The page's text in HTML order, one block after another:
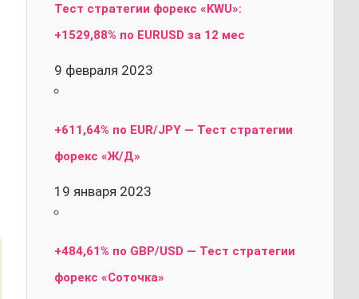
Тест стратегии форекс «KWU»:
+1529,88% по EURUSD за 12 мес
9 февраля 2023
+611,64% по EUR/JPY — Тест стратегии
форекс «Ж/Д»
19 января 2023
+484,61% по GBP/USD — Тест стратегии
форекс «Соточка»